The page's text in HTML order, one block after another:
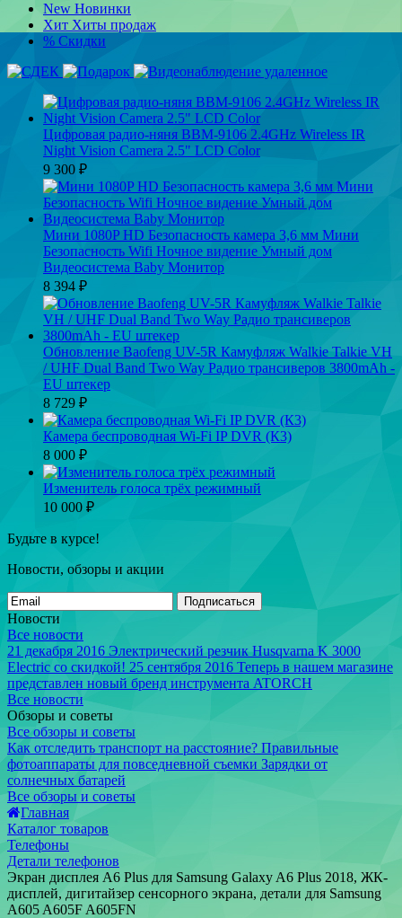
New Новинки
Хит Хиты продаж
% Скидки
Цифровая радио-няня BBM-9106 2.4GHz Wireless IR
Night Vision Camera 2.5" LCD Color
9 300 ₽
Мини 1080P HD Безопасность камера 3,6 мм Мини
Безопасность Wifi Ночное видение Умный дом
Видеосистема Baby Монитор
8 394 ₽
Обновление Baofeng UV-5R Камуфляж Walkie Talkie VH
/ UHF Dual Band Two Way Радио трансиверов 3800mAh -
EU штекер
8 729 ₽
Камера беспроводная Wi-Fi IP DVR (К3)
8 000 ₽
Изменитель голоса трёх режимный
10 000 ₽
Будьте в курсе!
Новости, обзоры и акции
Подписаться
Новости
Все новости
21 декабря 2016 Электрический резчик Husqvarna K 3000
Electric со скидкой! 25 сентября 2016 Теперь в нашем магазине
представлен новый бренд инструмента ATORCH
Все новости
Обзоры и советы
Все обзоры и советы
Как отследить транспорт на расстояние? Правильные
фотоаппараты для повседневной съемки Зарядки от
солнечных батарей
Все обзоры и советы
Главная
Каталог товаров
Телефоны
Детали телефонов
Экран дисплея A6 Plus для Samsung Galaxy A6 Plus 2018, ЖК-
дисплей, дигитайзер сенсорного экрана, детали для Samsung
A605 A605F A605FN